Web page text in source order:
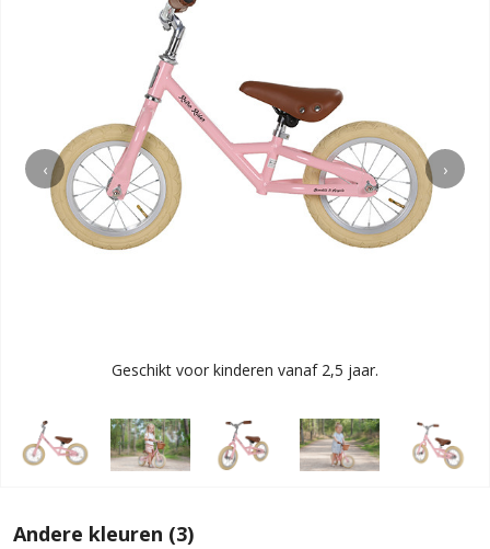
‹ ›
Geschikt voor kinderen vanaf 2,5 jaar.
Andere kleuren (3)